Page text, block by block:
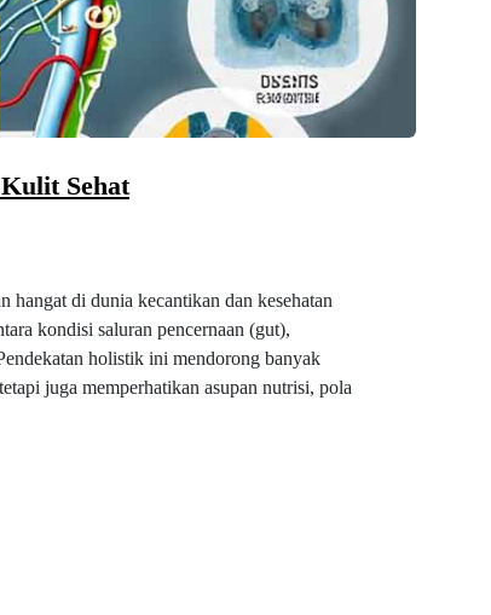
Sehat
di dunia kecantikan dan kesehatan
kondisi saluran pencernaan (gut),
holistik ini mendorong banyak
juga memperhatikan asupan nutrisi, pola